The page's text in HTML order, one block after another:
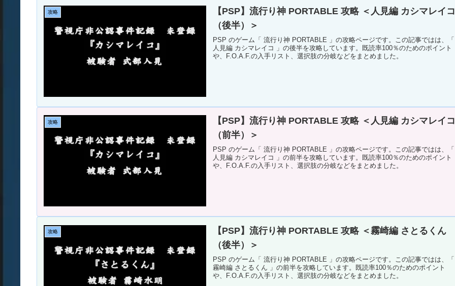
攻略
【PSP】流行り神 PORTABLE 攻略 ＜人見編 カシマレイコ
（後半）＞
PSP のゲーム「 流行り神 PORTABLE 」の攻略ページです。この記事ではは、「
人見編 カシマレイコ 」の後半を攻略しています。既読率100％のためのポイント
や、F.O.A.F.の入手リスト、選択肢の分岐などをまとめました。
攻略
【PSP】流行り神 PORTABLE 攻略 ＜人見編 カシマレイコ
（前半）＞
PSP のゲーム「 流行り神 PORTABLE 」の攻略ページです。この記事ではは、「
人見編 カシマレイコ 」の前半を攻略しています。既読率100％のためのポイント
や、F.O.A.F.の入手リスト、選択肢の分岐などをまとめました。
攻略
【PSP】流行り神 PORTABLE 攻略 ＜霧崎編 さとるくん
（後半）＞
PSP のゲーム「 流行り神 PORTABLE 」の攻略ページです。この記事ではは、「
霧崎編 さとるくん 」の前半を攻略しています。既読率100％のためのポイント
や、F.O.A.F.の入手リスト、選択肢の分岐などをまとめました。